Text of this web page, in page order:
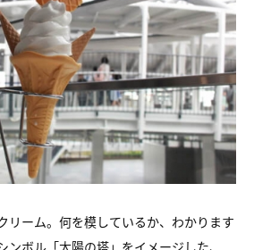
リーム。何を模しているか、わかります
ボル「太陽の塔」をイメージした、